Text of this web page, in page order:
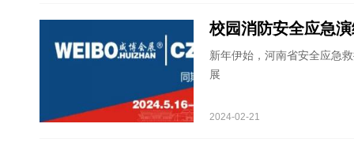
校园消防安全应急
新年伊始，河南省安全应急
展
2024-02-21